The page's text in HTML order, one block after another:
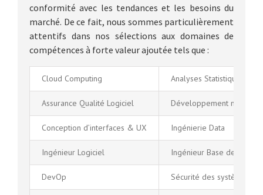
conformité avec les tendances et les besoins du
marché. De ce fait, nous sommes particulièrement
attentifs dans nos sélections aux domaines de
compétences à forte valeur ajoutée tels que :
Cloud Computing Analyses Statistiques
Assurance Qualité Logiciel Développement mobile
Conception d’interfaces & UX Ingénierie Data
Ingénieur Logiciel Ingénieur Base de
DevOp Sécurité des systèmes et